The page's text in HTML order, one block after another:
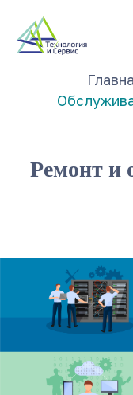
Ремонт и